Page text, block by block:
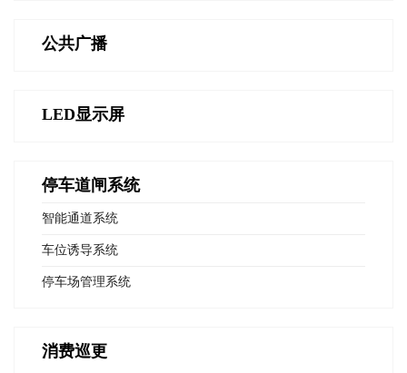
公共广播
LED显示屏
停车道闸系统
智能通道系统
车位诱导系统
停车场管理系统
消费巡更